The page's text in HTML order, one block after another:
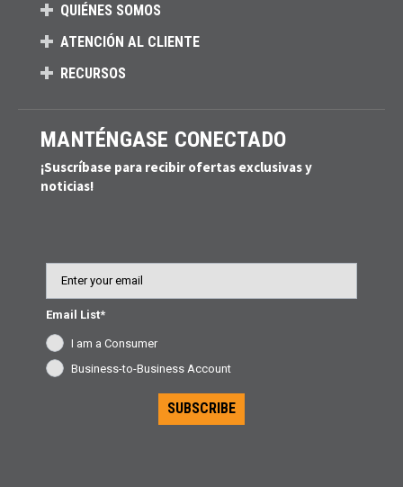
QUIÉNES SOMOS
ATENCIÓN AL CLIENTE
RECURSOS
MANTÉNGASE CONECTADO
¡Suscríbase para recibir ofertas exclusivas y
noticias!
Email List*
I am a Consumer
Business-to-Business Account
SUBSCRIBE